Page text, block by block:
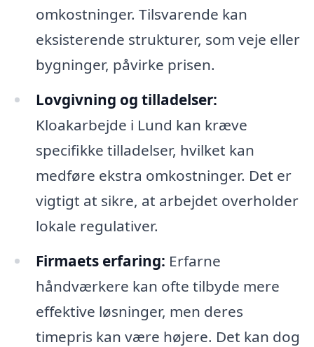
omkostninger. Tilsvarende kan
eksisterende strukturer, som veje eller
bygninger, påvirke prisen.
Lovgivning og tilladelser:
Kloakarbejde i Lund kan kræve
specifikke tilladelser, hvilket kan
medføre ekstra omkostninger. Det er
vigtigt at sikre, at arbejdet overholder
lokale regulativer.
Firmaets erfaring: Erfarne
håndværkere kan ofte tilbyde mere
effektive løsninger, men deres
timepris kan være højere. Det kan dog